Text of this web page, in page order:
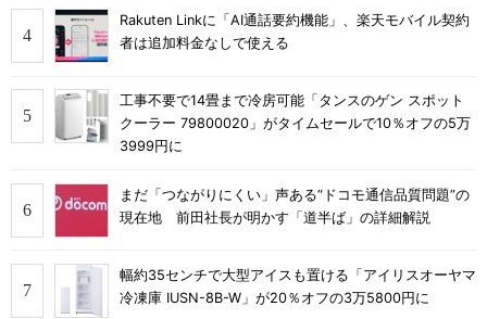
Rakuten Linkに「AI通話要約機能」、楽天モバイル契約
者は追加料金なしで使える
工事不要で14畳まで冷房可能「タンスのゲン スポット
クーラー 79800020」がタイムセールで10％オフの5万
3999円に
まだ「つながりにくい」声ある“ドコモ通信品質問題”の
現在地 前田社長が明かす「道半ば」の詳細解説
幅約35センチで大型アイスも置ける「アイリスオーヤマ
冷凍庫 IUSN-8B-W」が20％オフの3万5800円に